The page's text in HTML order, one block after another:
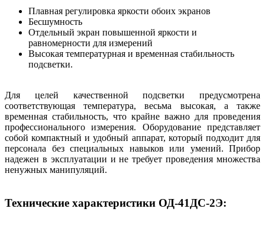
Плавная регулировка яркости обоих экранов
Бесшумность
Отдельный экран повышенной яркости и
равномерности для измерений
Высокая температурная и временная стабильность
подсветки.
Для целей качественной подсветки предусмотрена
соответствующая температура, весьма высокая, а также
временная стабильность, что крайне важно для проведения
профессионального измерения. Оборудование представляет
собой компактный и удобный аппарат, который подходит для
персонала без специальных навыков или умений. Прибор
надежен в эксплуатации и не требует проведения множества
ненужных манипуляций.
Технические характеристики ОД-41ДС-2Э: